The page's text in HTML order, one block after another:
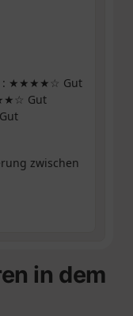
: ★★★★☆ Gut
Gut
zwischen
in dem